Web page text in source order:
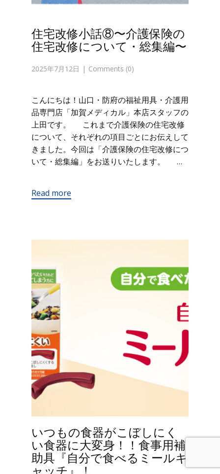
住宅改修小話⑧〜介護保険の
住宅改修について・総集編〜
2025年7月12日 Comments (0)
こんにちは！山口・防府の福祉用具・介護用
品専門店「加賀メディカル」本店スタッフの
上田です。 これまで介護保険の住宅改修
について、それぞれの項目ごとにお伝えして
きました。今回は「介護保険の住宅改修につ
いて・総集編」をお送りいたします。 …
Read more
いつもの食器がこぼしにく
い食器に大変身！！食事用補
助具『自分で食べるミールキ
ャッチ』！